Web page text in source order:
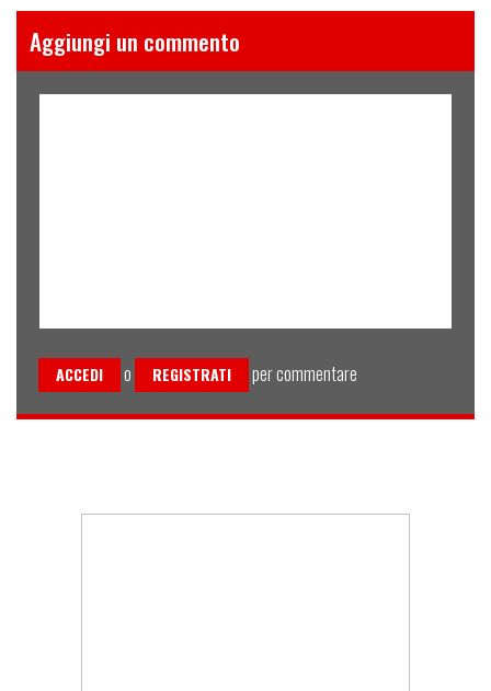
Aggiungi un commento
ACCEDI o REGISTRATI per commentare